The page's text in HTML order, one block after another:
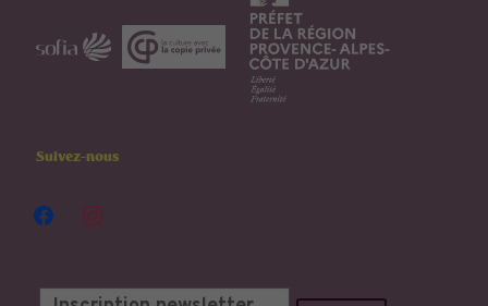
Suivez-nous
facebookinstagram